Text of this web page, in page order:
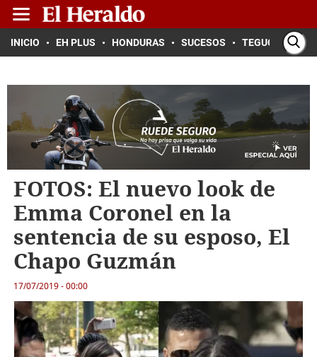
INICIO EH PLUS HONDURAS SUCESOS TEGUCIGALPA
FOTOS: El nuevo look de
Emma Coronel en la
sentencia de su esposo, El
Chapo Guzmán
17/07/2019 - 00:00